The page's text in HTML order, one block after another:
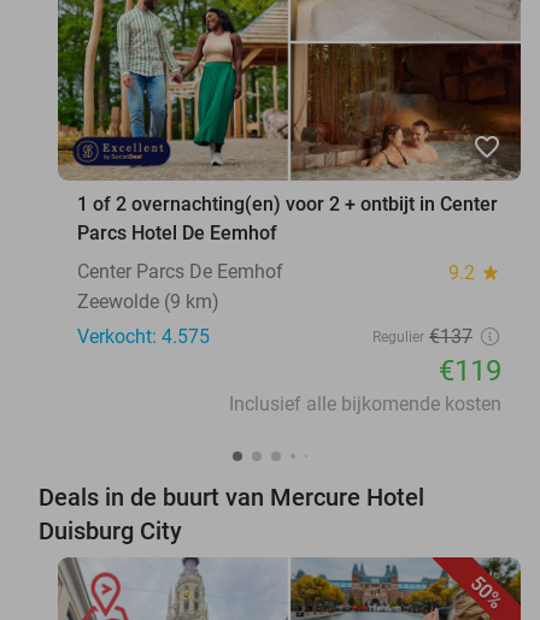
favorite_border
1 of 2 overnachting(en) voor 2 + ontbijt in Center
Parcs Hotel De Eemhof
Center Parcs De Eemhof
9.2 star
Zeewolde (9 km)
Verkocht: 4.575
Regulier €137
€119
Inclusief alle bijkomende kosten
Deals in de buurt van Mercure Hotel
Duisburg City
50%